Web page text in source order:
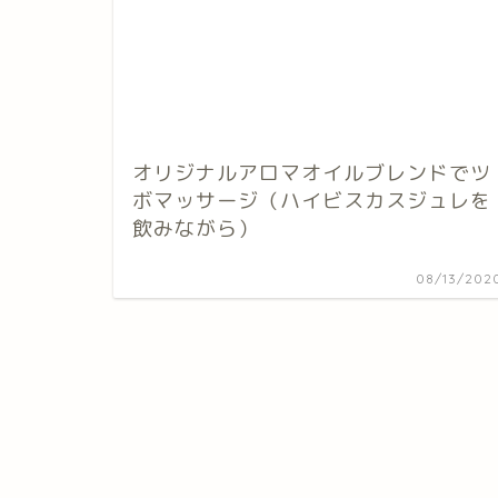
オリジナルアロマオイルブレンドでツ
ボマッサージ（ハイビスカスジュレを
飲みながら）
08/13/